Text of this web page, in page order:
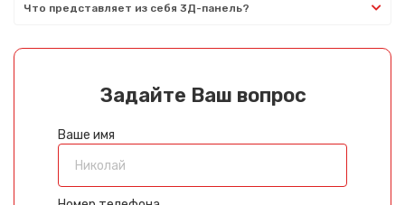
Что представляет из себя 3Д-панель?
Задайте Ваш вопрос
Ваше имя